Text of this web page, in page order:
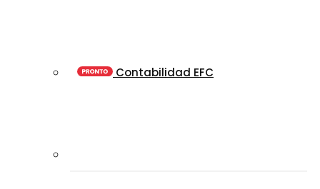
Contabilidad EFC